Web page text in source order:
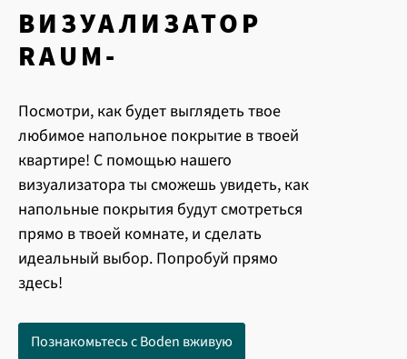
ВИЗУАЛИЗАТОР
RAUM-
Посмотри, как будет выглядеть твое
любимое напольное покрытие в твоей
квартире! С помощью нашего
визуализатора ты сможешь увидеть, как
напольные покрытия будут смотреться
прямо в твоей комнате, и сделать
идеальный выбор. Попробуй прямо
здесь!
Познакомьтесь с Boden вживую